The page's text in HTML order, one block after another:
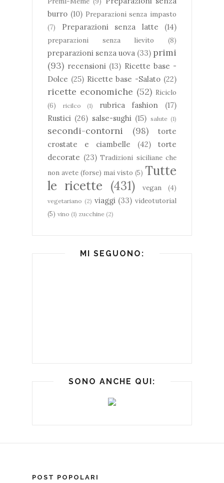
burro (10) Preparazioni senza impasto
(7)
Preparazioni senza latte (14)
preparazioni senza lievito (8)
preparazioni senza uova (33) primi
(93) recensioni (13) Ricette base -
Dolce (25) Ricette base -Salato (22)
ricette economiche (52) Riciclo
(6)
ricilco (1) rubrica fashion
(17)
Rustici (26) salse-sughi (15) salute (1)
secondi-contorni (98)
torte
crostate e ciambelle
(42)
torte
decorate (23) Tradizioni siciliane che
non avete (forse) mai visto (5) Tutte
le ricette (431) vegan (4)
vegetariano (2) viaggi (33) videotutorial
(5) vino (1) zucchine (2)
MI SEGUONO:
SONO ANCHE QUI:
POST POPOLARI